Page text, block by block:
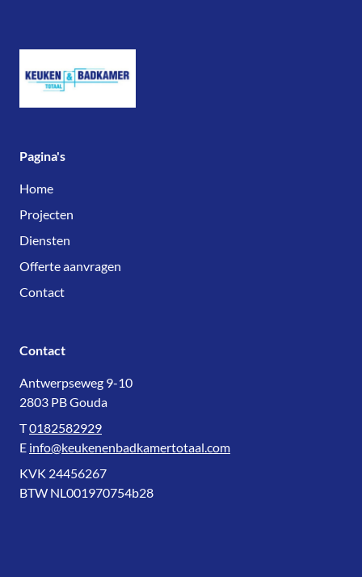
Pagina's
Home
Projecten
Diensten
Offerte aanvragen
Contact
Contact
Antwerpseweg 9-10
2803 PB Gouda
T0182582929
E info@keukenenbadkamertotaal.com
KVK 24456267
BTW NL001970754b28